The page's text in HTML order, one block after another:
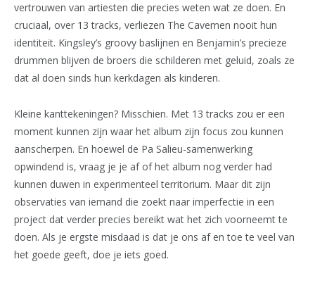
vertrouwen van artiesten die precies weten wat ze doen. En
cruciaal, over 13 tracks, verliezen The Cavemen nooit hun
identiteit. Kingsley’s groovy baslijnen en Benjamin’s precieze
drummen blijven de broers die schilderen met geluid, zoals ze
dat al doen sinds hun kerkdagen als kinderen.
Kleine kanttekeningen? Misschien. Met 13 tracks zou er een
moment kunnen zijn waar het album zijn focus zou kunnen
aanscherpen. En hoewel de Pa Salieu-samenwerking
opwindend is, vraag je je af of het album nog verder had
kunnen duwen in experimenteel territorium. Maar dit zijn
observaties van iemand die zoekt naar imperfectie in een
project dat verder precies bereikt wat het zich voorneemt te
doen. Als je ergste misdaad is dat je ons af en toe te veel van
het goede geeft, doe je iets goed.